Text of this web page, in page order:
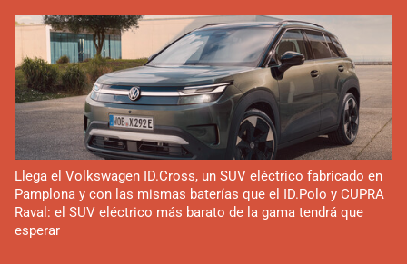
Llega el Volkswagen ID.Cross, un SUV eléctrico fabricado en
Pamplona y con las mismas baterías que el ID.Polo y CUPRA
Raval: el SUV eléctrico más barato de la gama tendrá que
esperar